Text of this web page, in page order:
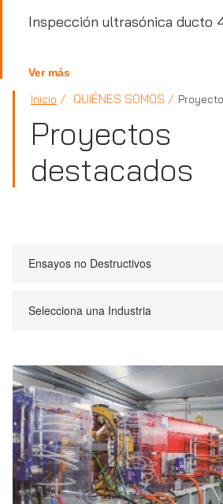
Inspección ultrasónica ducto
Ver más
Inicio QUIÉNES SOMOS
Proyectos
destacados
Ensayos no Destructivos
Selecciona una Industria